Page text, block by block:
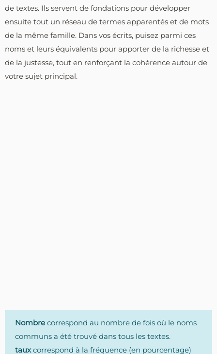
de textes. Ils servent de fondations pour développer
ensuite tout un réseau de termes apparentés et de mots
de la même famille. Dans vos écrits, puisez parmi ces
noms et leurs équivalents pour apporter de la richesse et
de la justesse, tout en renforçant la cohérence autour de
votre sujet principal.
Nombre correspond au nombre de fois où le noms
communs a été trouvé dans tous les textes.
tauxcorrespond à la fréquence (en pourcentage)